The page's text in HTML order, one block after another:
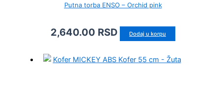
Putna torba ENSO – Orchid pink
2,640.00 RSD Dodaj u korpu